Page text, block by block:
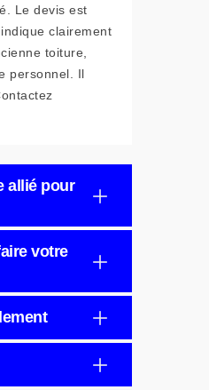
Le devis est
clairement
toiture,
personnel. Il
allié pour
votre